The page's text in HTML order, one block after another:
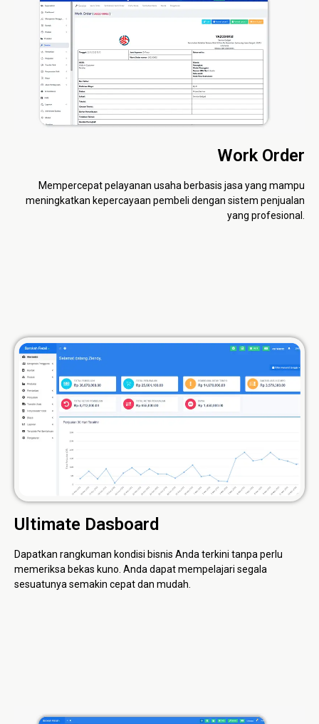
Work Order
Mempercepat pelayanan usaha berbasis jasa yang mampu
meningkatkan kepercayaan pembeli dengan sistem penjualan
yang profesional.
Ultimate Dasboard
Dapatkan rangkuman kondisi bisnis Anda terkini tanpa perlu
memeriksa bekas kuno. Anda dapat mempelajari segala
sesuatunya semakin cepat dan mudah.